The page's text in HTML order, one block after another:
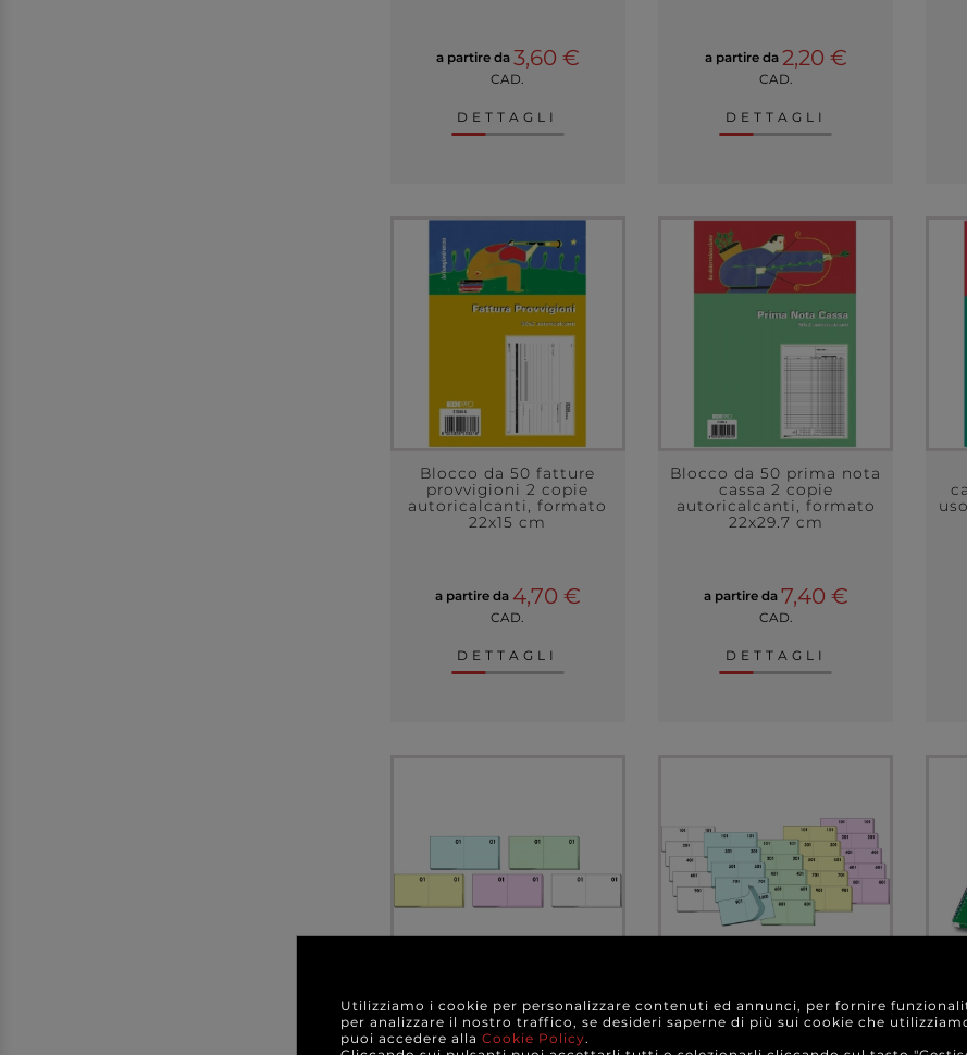
a partire da 3,60 €
CAD.
DETTAGLI
a partire da 2,20 €
CAD.
DETTAGLI
Blocco da 50 fatture
provvigioni 2 copie
autoricalcanti, formato
22x15 cm
a partire da 4,70 €
CAD.
DETTAGLI
Blocco da 50 prima nota
cassa 2 copie
autoricalcanti, formato
22x29.7 cm
a partire da 7,40 €
CAD.
DETTAGLI
Blocco numerato 1/100,
formato 13x6 cm, colori
assortiti
Blocco numerato 1/1000,
formato 13x6 cm,
Utilizziamo i cookie per personalizzare contenuti ed annunci, per fornire
per analizzare il nostro traffico, se desideri saperne di più sui cookie che
puoi accedere alla Cookie Policy.